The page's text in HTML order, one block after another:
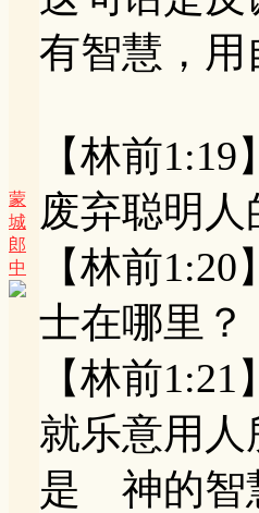
蒙
城
郎
中
有智慧，
【林前
废弃聪明人
【林前
士在哪里
【林前
就乐意用
是 神的智